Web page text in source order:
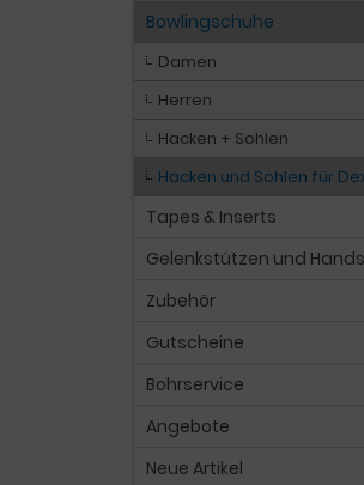
Bowlingschuhe
Damen
Herren
Hacken + Sohlen
Hacken und Sohlen für
Tapes & Inserts
Gelenkstützen und
Zubehör
Gutscheine
Bohrservice
Angebote
Neue Artikel